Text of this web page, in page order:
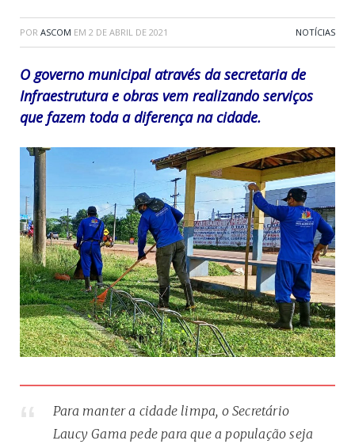
POR ASCOM EM 2 DE ABRIL DE 2021 NOTÍCIAS
O governo municipal através da secretaria de
Infraestrutura e obras vem realizando serviços
que fazem toda a diferença na cidade.
Para manter a cidade limpa, o Secretário
Laucy Gama pede para que a população seja